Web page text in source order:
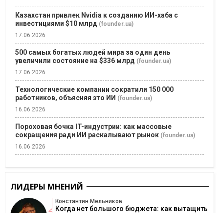
Казахстан привлек Nvidia к созданию ИИ-хаба с
инвестициями $10 млрд (founder.ua)
17.06.2026
500 самых богатых людей мира за один день
увеличили состояние на $336 млрд (founder.ua)
17.06.2026
Технологические компании сократили 150 000
работников, объясняя это ИИ (founder.ua)
16.06.2026
Пороховая бочка IT-индустрии: как массовые
сокращения ради ИИ раскалывают рынок (founder.ua)
16.06.2026
ЛИДЕРЫ МНЕНИЙ
Константин Мельников
Когда нет большого бюджета: как вытащить